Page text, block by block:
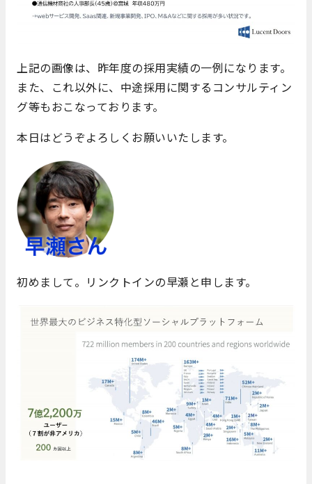
上記の画像は、昨年度の採用実績の一例になります。
また、これ以外に、中途採用に関するコンサルティン
グ等もおこなっております。
本日はどうぞよろしくお願いいたします。
初めまして。リンクトインの早瀬と申します。